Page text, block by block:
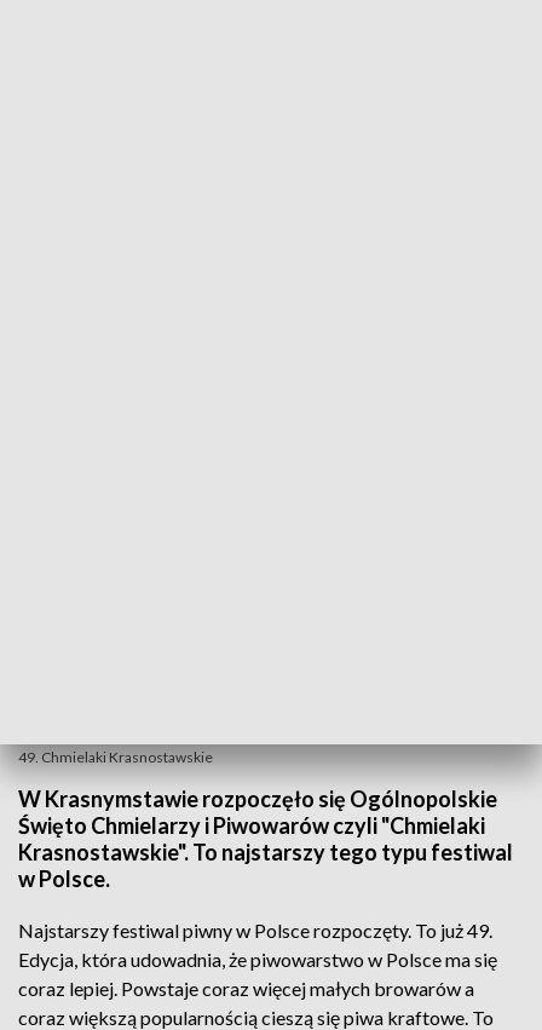
49. Chmielaki Krasnostawskie
W Krasnymstawie rozpoczęło się Ogólnopolskie
Święto Chmielarzy i Piwowarów czyli "Chmielaki
Krasnostawskie". To najstarszy tego typu festiwal
w Polsce.
Najstarszy festiwal piwny w Polsce rozpoczęty. To już 49.
Edycja, która udowadnia, że piwowarstwo w Polsce ma się
coraz lepiej. Powstaje coraz więcej małych browarów a
coraz większą popularnością cieszą się piwa kraftowe. To